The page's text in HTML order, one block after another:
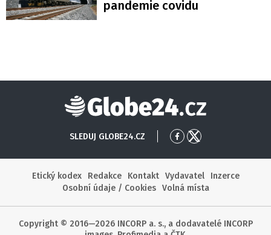
pandemie covidu
Globe24
SLEDUJ GLOBE24.CZ
Přejít
Facebook
Přejít
X
Etický kodex
Redakce Kontakt Vydavatel
Inzerce
Osobní údaje / Cookies
Volná místa
Copyright © 2016—2026 INCORP a. s., a dodavatelé INCORP